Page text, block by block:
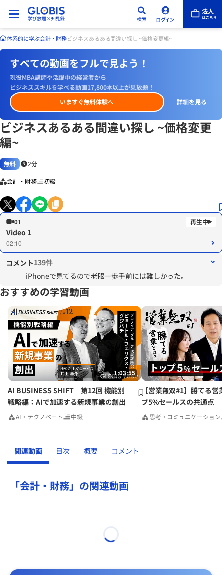
体系的に学ぶ会計・財務ビジネスあるある間違い探し ~価格変更編~
すべての動画をフルで見よう！
現役MBA講師や活躍中の経営者から
ビジネススキルを学べる動画17,800本以上が見放題！
いますぐ無料体験へ
詳細を見る
ビジネスあるある間違い探し ~価格変更
編~
無料 2分
会計・財務 初級
01
Video 1
02:10
コメント139件
iPhoneで見てるので老眼一歩手前には難しかった。
おすすめの学習動画
1:03:55
AI BUSINESS SHIFT 第12回 機能別
戦略編：AIで加速する新規事業の創出
AI・テクノベート 中級
【営業無双#1】勝てる営
プ5%セールスの共通点
思考・コミュニケーション
関連動画 目次 概要 コメント
「会計・財務」の関連動画